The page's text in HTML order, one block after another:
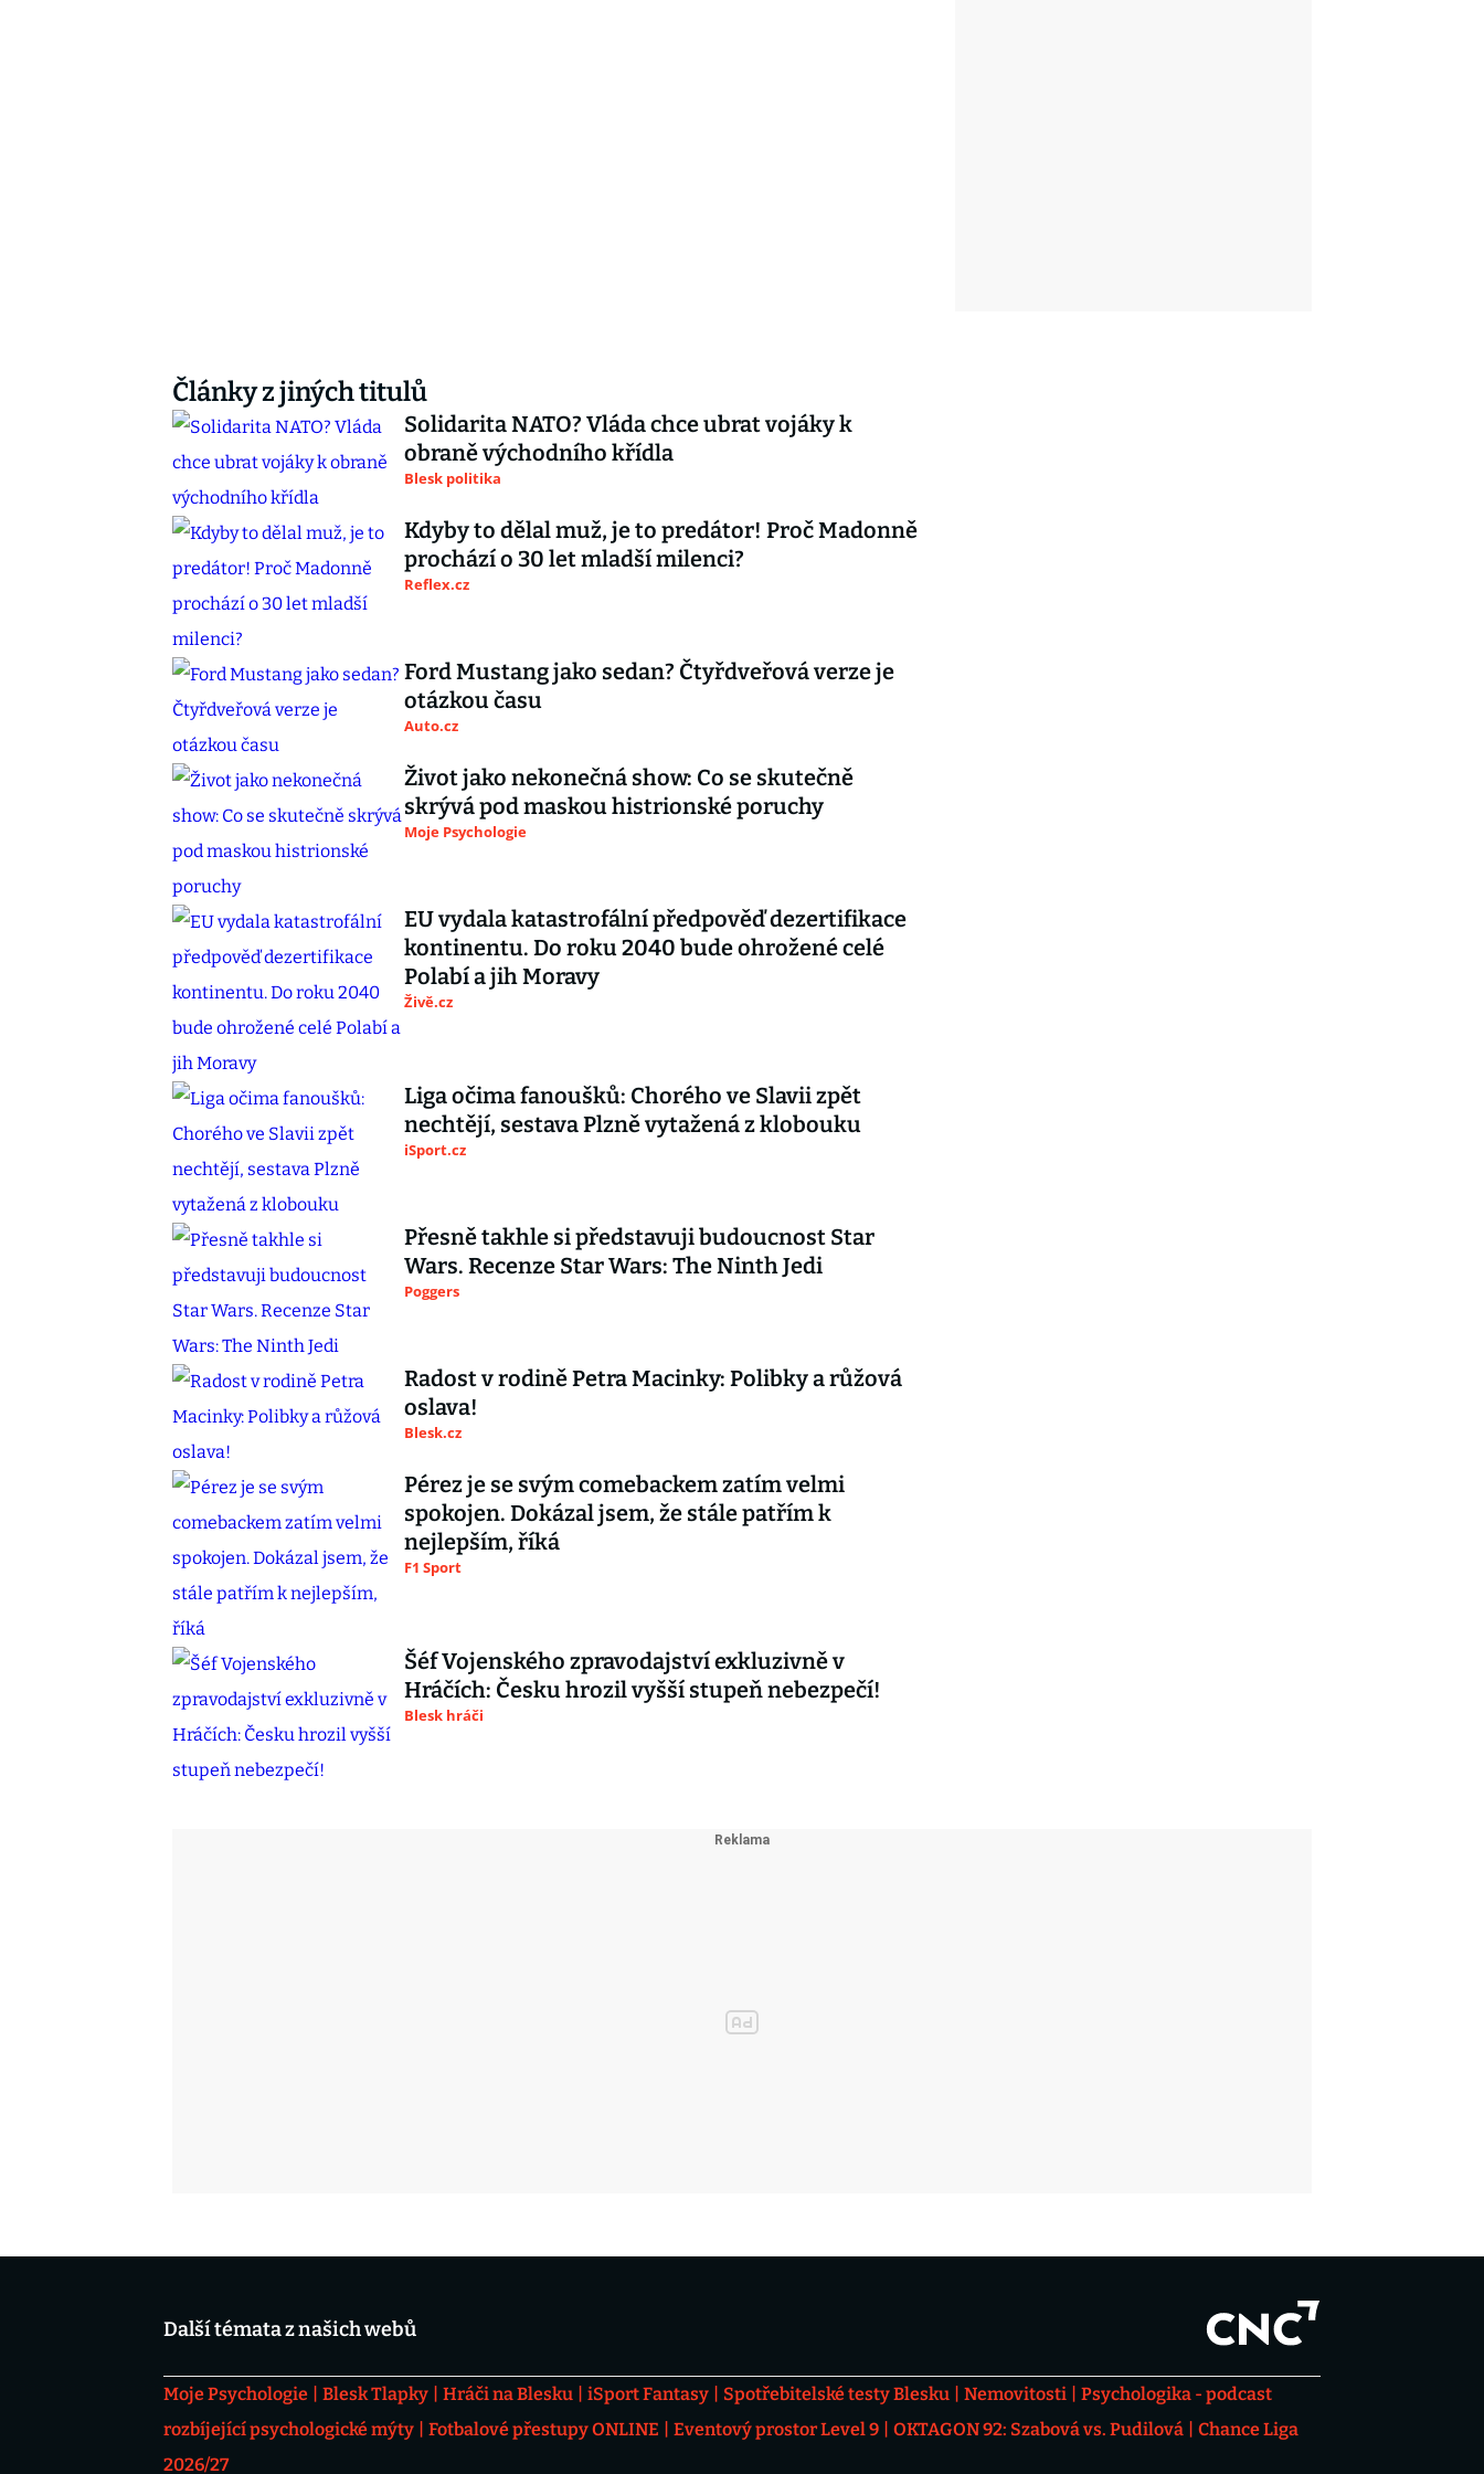
Články z jiných titulů
Solidarita NATO? Vláda chce ubrat vojáky k
obraně východního křídla
Blesk politika
Kdyby to dělal muž, je to predátor! Proč Madonně
prochází o 30 let mladší milenci?
Reflex.cz
Ford Mustang jako sedan? Čtyřdveřová verze je
otázkou času
Auto.cz
Život jako nekonečná show: Co se skutečně
skrývá pod maskou histrionské poruchy
Moje Psychologie
EU vydala katastrofální předpověď dezertifikace
kontinentu. Do roku 2040 bude ohrožené celé
Polabí a jih Moravy
Živě.cz
Liga očima fanoušků: Chorého ve Slavii zpět
nechtějí, sestava Plzně vytažená z klobouku
iSport.cz
Přesně takhle si představuji budoucnost Star
Wars. Recenze Star Wars: The Ninth Jedi
Poggers
Radost v rodině Petra Macinky: Polibky a růžová
oslava!
Blesk.cz
Pérez je se svým comebackem zatím velmi
spokojen. Dokázal jsem, že stále patřím k
nejlepším, říká
F1 Sport
Šéf Vojenského zpravodajství exkluzivně v
Hráčích: Česku hrozil vyšší stupeň nebezpečí!
Blesk hráči
Další témata z našich webů
Moje Psychologie Blesk Tlapky Hráči na Blesku iSport Fantasy Spotřebitelské testy Blesku Nemovitosti
Psychologika - podcast
rozbíjející psychologické mýty
Fotbalové přestupy ONLINE Eventový prostor Level 9 OKTAGON 92: Szabová vs. Pudilová
Chance Liga
2026/27